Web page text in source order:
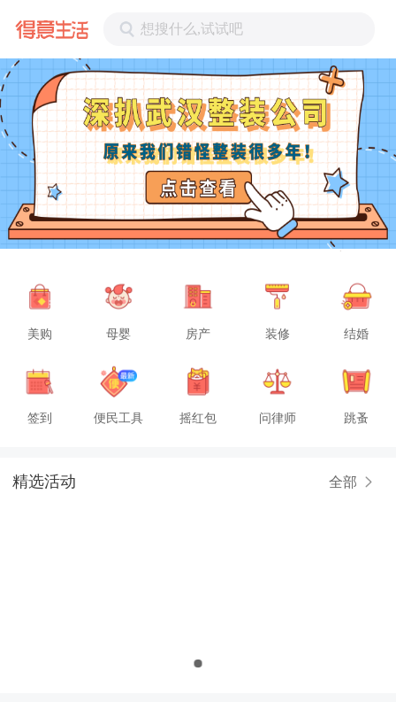
想搜什么,试试吧
美购 母婴 房产 装修 结婚
签到 便民工具 摇红包 问律师 跳蚤
精选活动 全部